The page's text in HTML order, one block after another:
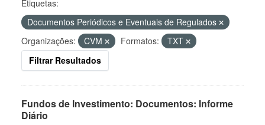
Etiquetas:
Documentos Periódicos e Eventuais de Regulados
Organizações:
CVM Formatos:
TXT
Filtrar Resultados
Fundos de Investimento: Documentos: Informe
Diário